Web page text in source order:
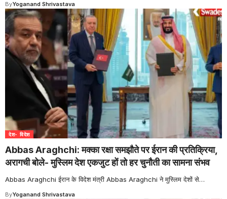
ByYoganand Shrivastava
देश- विदेश
Abbas Araghchi: मक्का रक्षा समझौते पर ईरान की प्रतिक्रिया,
अरागची बोले- मुस्लिम देश एकजुट हों तो हर चुनौती का सामना संभव
Abbas Araghchi ईरान के विदेश मंत्री Abbas Araghchi ने मुस्लिम देशों से…
ByYoganand Shrivastava